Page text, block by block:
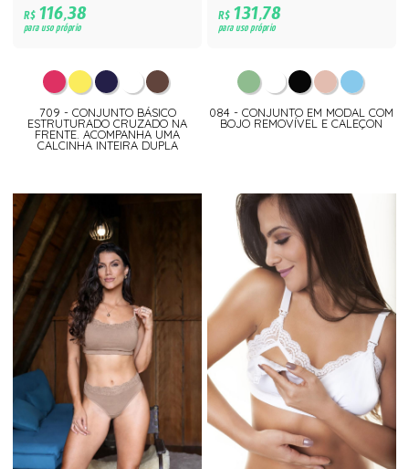
R$116,38
para uso próprio
709 - CONJUNTO BÁSICO
ESTRUTURADO CRUZADO NA
FRENTE. ACOMPANHA UMA
CALCINHA INTEIRA DUPLA
R$131,78
para uso próprio
084 - CONJUNTO EM MODAL COM
BOJO REMOVÍVEL E CALEÇON